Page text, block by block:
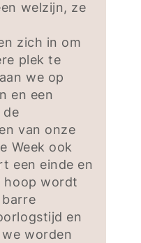
welzijn, ze
zich in om
plek te
we op
en een
de
van onze
Week ook
een einde en
hoop wordt
en
worden